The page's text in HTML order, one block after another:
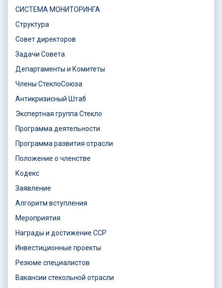
СИСТЕМА МОНИТОРИНГА
Структура
Совет директоров
Задачи Совета
Департаменты и Комитеты
Члены СтеклоСоюза
Антикризисный Штаб
Экспертная группа Стекло
Программа деятельности
Программа развития отрасли
Положение о членстве
Кодекс
Заявление
Алгоритм вступления
Мероприятия
Награды и достижение ССР
Инвестиционные проекты
Резюме специалистов
Вакансии стекольной отрасли